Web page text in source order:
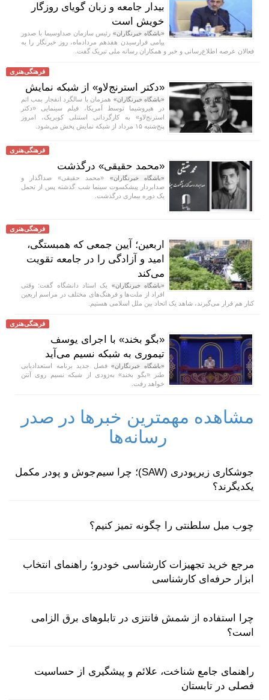
بیدار جامعه و زبان گویای روزگار
خویش است
«باشگاه خبرنگاران»رئیس سازمان صداوسیما با صدور
پیامی فرارسیدن هفدهم مردادماه، روز خبرنگار را به
فعالان عرصه اطلاع‌رسانی و خبر و همکاران رسانه ملی تبریک گفت.
فرهنگی‌هنری
«دکتر استرنج‌لاو» از شبکه نمایش
«باشگاه خبرنگاران» همزمان با سالگرد انفجار بمب اتم
در هیروشیما توسط آمریکا، فیلم سینمایی «دکتر
استرنج‌لاو» به کارگردانی استنلی کوبریک، امروز
پنج‌شنبه ۱۵ مرداد از شبکه نمایش پخش می‌شود.
فرهنگی‌هنری
«محمد حقیقی» درگذشت
«باشگاه خبرنگاران» «محمد حقیقی» صداگذار و
صدابردار پیشکسوت سینما شب گذشته پس از تحمل
یک دوره بیماری درگذشت.
فرهنگی‌هنری
اربعین؛ آیین جمعی که همبستگی،
امید و آزادگی را در جامعه تقویت
می‌کند
«باشگاه خبرنگاران» یک استاد دانشگاه گفت: وقتی
افراد از ملت‌ها و فرهنگ‌های مختلف در مراسم اربعین
کنار هم قرار می‌گیرند، شاهد یک اتحاد بین ملل اسلامی هستیم.
فرهنگی‌هنری
«بگو بخند» با اجرای یوسف
تیموری به شبکه نسیم می‌آید
«باشگاه خبرنگاران»فصل جدید برنامه استعدادیابی
طنز «بگو بخند» به‌زودی از شبکه نسیم روی آنتن
خواهد رفت.
مشاهده مهمترین خبرها در صدر
رسانه‌ها
جوشکاری زیرپودری (SAW)؛ چرا سیم‌جوش و پودر مکمل
یکدیگرند؟
چوب مبل سلطنتی را چگونه تمیز کنیم؟
مرجع خرید تجهیزات کارشناسی خودرو؛ راهنمای انتخاب
ابزار حرفه‌ای کارشناسی
چرا استفاده از شمش فانتزی در تابلوهای برق الزامی
است؟
راهنمای جامع شناخت، علائم و پیشگیری از حساسیت
فصلی در تابستان